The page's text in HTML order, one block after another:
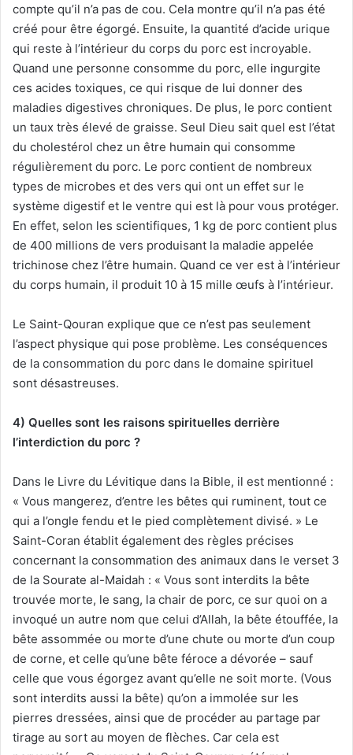
compte qu’il n’a pas de cou. Cela montre qu’il n’a pas été
créé pour être égorgé. Ensuite, la quantité d’acide urique
qui reste à l’intérieur du corps du porc est incroyable.
Quand une personne consomme du porc, elle ingurgite
ces acides toxiques, ce qui risque de lui donner des
maladies digestives chroniques. De plus, le porc contient
un taux très élevé de graisse. Seul Dieu sait quel est l’état
du cholestérol chez un être humain qui consomme
régulièrement du porc. Le porc contient de nombreux
types de microbes et des vers qui ont un effet sur le
système digestif et le ventre qui est là pour vous protéger.
En effet, selon les scientifiques, 1 kg de porc contient plus
de 400 millions de vers produisant la maladie appelée
trichinose chez l’être humain. Quand ce ver est à l’intérieur
du corps humain, il produit 10 à 15 mille œufs à l’intérieur.
Le Saint-Qouran explique que ce n’est pas seulement
l’aspect physique qui pose problème. Les conséquences
de la consommation du porc dans le domaine spirituel
sont désastreuses.
4) Quelles sont les raisons spirituelles derrière
l’interdiction du porc ?
Dans le Livre du Lévitique dans la Bible, il est mentionné :
« Vous mangerez, d’entre les bêtes qui ruminent, tout ce
qui a l’ongle fendu et le pied complètement divisé. » Le
Saint-Coran établit également des règles précises
concernant la consommation des animaux dans le verset 3
de la Sourate al-Maidah : « Vous sont interdits la bête
trouvée morte, le sang, la chair de porc, ce sur quoi on a
invoqué un autre nom que celui d’Allah, la bête étouffée, la
bête assommée ou morte d’une chute ou morte d’un coup
de corne, et celle qu’une bête féroce a dévorée – sauf
celle que vous égorgez avant qu’elle ne soit morte. (Vous
sont interdits aussi la bête) qu’on a immolée sur les
pierres dressées, ainsi que de procéder au partage par
tirage au sort au moyen de flèches. Car cela est